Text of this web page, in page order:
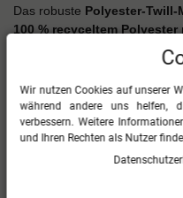
Das robuste Polyester-Twill-
100 % recyceltem Polyester
pflegeleicht und nachhaltig.
Trainer und Betreuer im
Im Überblick
Wind- und
Separater Kragen mit
Wir nutzen Cookies auf unserer
während andere uns helfen,
verbessern. Weitere
und Ihren Rechten als Nutzer